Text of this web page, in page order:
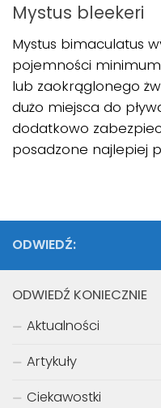
Mystus bleekeri
Mystus bimaculatus
pojemności minimum
lub zaokrąglonego
dużo miejsca do
dodatkowo
posadzone najlepiej
ODWIEDŹ:
ODWIEDŹ KONIECZNIE
Aktualności
Artykuły
Ciekawostki